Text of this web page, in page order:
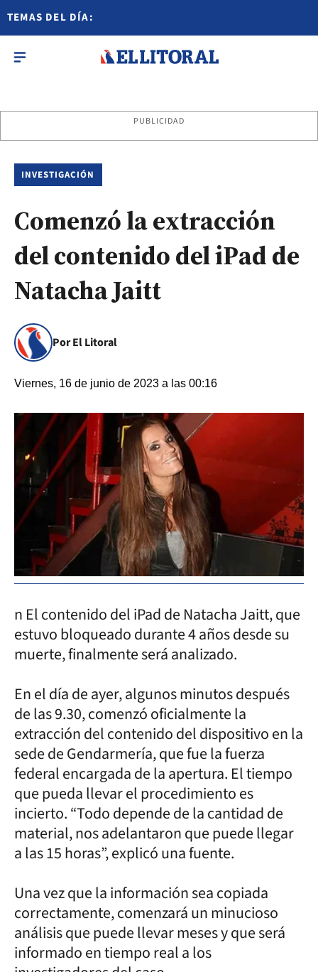
TEMAS DEL DÍA:
PUBLICIDAD
INVESTIGACIÓN
Comenzó la extracción
del contenido del iPad de
Natacha Jaitt
Por El Litoral
Viernes, 16 de junio de 2023 a las 00:16
n El contenido del iPad de Natacha Jaitt, que
estuvo bloqueado durante 4 años desde su
muerte, finalmente será analizado.
En el día de ayer, algunos minutos después
de las 9.30, comenzó oficialmente la
extracción del contenido del dispositivo en la
sede de Gendarmería, que fue la fuerza
federal encargada de la apertura. El tiempo
que pueda llevar el procedimiento es
incierto. “Todo depende de la cantidad de
material, nos adelantaron que puede llegar
a las 15 horas”, explicó una fuente.
Una vez que la información sea copiada
correctamente, comenzará un minucioso
análisis que puede llevar meses y que será
informado en tiempo real a los